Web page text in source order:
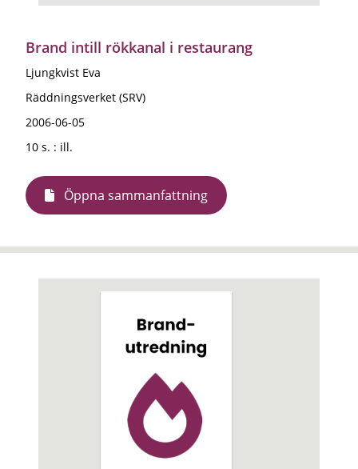
Brand intill rökkanal i restaurang
Ljungkvist Eva
Räddningsverket (SRV)
2006-06-05
10 s. : ill.
Öppna sammanfattning